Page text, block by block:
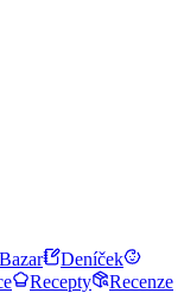
Bazar
Deníček
Recepty
Recenze